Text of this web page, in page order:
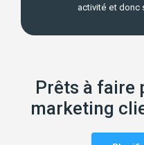
activité et donc
Prêts à faire
marketing